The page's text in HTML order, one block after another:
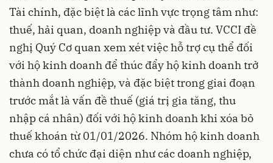
Tài chính, đặc biệt là các lĩnh vực trọng tâm như:
thuế, hải quan, doanh nghiệp và đầu tư. VCCI đề
nghị Quý Cơ quan xem xét việc hỗ trợ cụ thể đối
với hộ kinh doanh để thúc đẩy hộ kinh doanh trở
thành doanh nghiệp, và đặc biệt trong giai đoạn
trước mắt là vấn đề thuế (giá trị gia tăng, thu
nhập cá nhân) đối với hộ kinh doanh khi xóa bỏ
thuế khoán từ 01/01/2026. Nhóm hộ kinh doanh
chưa có tổ chức đại diện như các doanh nghiệp,